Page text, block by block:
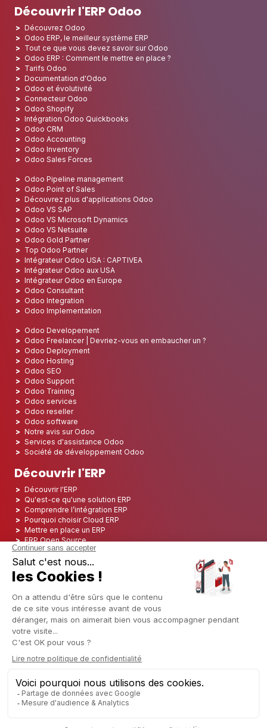
Découvrir l'ERP Odoo
Découvrez Odoo
Odoo ERP, le meilleur système ERP
Tout ce que vous devez savoir sur Odoo
Odoo ERP : Comment le mettre en place ?
Tarifs Odoo
Documentation d'Odoo
Odoo et évolutivité
Connecteur Odoo
Odoo Shopify
Intégration Odoo Quickbooks
Odoo CRM
Odoo Accounting
Odoo Inventory
Odoo Sales Forces
Odoo Pipeline management
Odoo Point of Sales
Découvrez plus d'applications Odoo
Odoo VS SAP
Odoo VS Microsoft Dynamics
Odoo VS Netsuite
Odoo Gold Partner
Top Odoo Partner
Intégrateur Odoo USA : CAPTIVEA
Intégrateur Odoo aux USA
Intégrateur Odoo en Europe
Odoo Consultant
Odoo Integration
Odoo Implementation
Odoo Developement
Odoo Freelancer | Devriez-vous en embaucher un ?
Odoo Deployment
Odoo Hosting
Odoo SEO
Odoo Support
Odoo Training
Odoo services
Odoo reseller
Odoo software
Notre avis sur Odoo
Services d'assistance Odoo
Société de développement Odoo
Découvrir l'ERP
Découvrir l'ERP
Qu'est-ce qu'une solution ERP
Comprendre l’intégration ERP
Pourquoi choisir Cloud ERP
Mettre en place un ERP
ERP Open Source
Logiciel ERP Open Source
Top 5 des ERP Open Source
ERP Deployment
ERP Implementation
ERP Consulting
ERP Project
ERP System
Odoo ERP pour le secteur des assurances
Odoo ERP pour le secteur de la logistique
Odoo ERP pour l'industrie du CBD
Odoo ERP pour l'industrie manufacturière